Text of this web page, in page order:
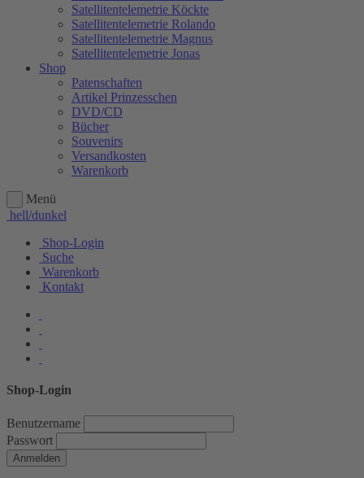
Satellitentelemetrie Köckte
Satellitentelemetrie Rolando
Satellitentelemetrie Magnus
Satellitentelemetrie Jonas
Shop
Patenschaften
Artikel Prinzesschen
DVD/CD
Bücher
Souvenirs
Versandkosten
Warenkorb
Menü
hell/dunkel
Shop-Login
Suche
Warenkorb
Kontakt
Shop-Login
Benutzername
Passwort
Anmelden